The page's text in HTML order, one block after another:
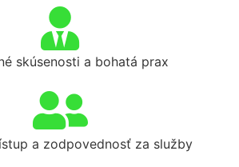
skúsenosti a bohatá prax
a zodpovednosť za služby